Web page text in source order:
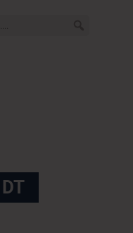
DTLe
prix